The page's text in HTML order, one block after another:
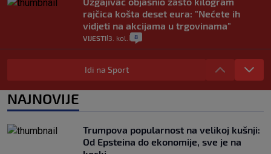
rajčica košta deset eura: "Nećete ih
vidjeti na akcijama u trgovinama"
VIJESTI 3. kol. 8
Selidba je jedno od stresnijih iskustava.
Evo aktualnih cijena i nekoliko savjeta
0
automobilom na Hvar iz Zagreba, a
koliko iz Osijeka
VIJESTI 14
Idi na Sport
NAJNOVIJE
Trumpova popularnost na velikoj kušnji:
Od Epsteina do ekonomije, sve je na